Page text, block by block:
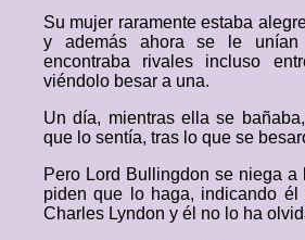
Su mujer raramente estaba
y además ahora se le
encontraba rivales incluso
viéndolo besar a una.
Un día, mientras ella se
que lo sentía, tras lo que se
Pero Lord Bullingdon se niega a
piden que lo haga, indicando él
Charles Lyndon y él no lo ha